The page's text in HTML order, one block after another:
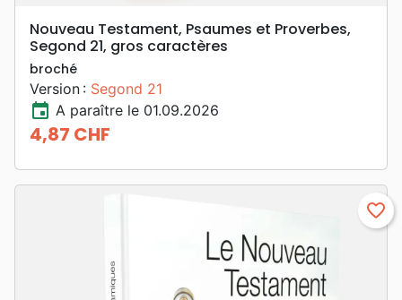
Nouveau Testament, Psaumes et Proverbes,
Segond 21, gros caractères
broché
Version : Segond 21
event A paraître le 01.09.2026
Prix
4,87 CHF
favorite_border